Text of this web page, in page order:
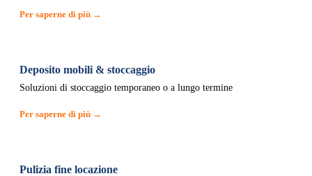
Per saperne di più →
Deposito mobili & stoccaggio
Soluzioni di stoccaggio temporaneo o a lungo termine
Per saperne di più →
Pulizia fine locazione